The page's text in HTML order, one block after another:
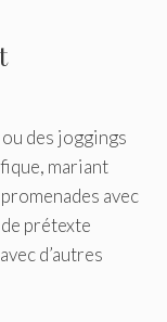
des joggings
mariant
avec
prétexte
d’autres